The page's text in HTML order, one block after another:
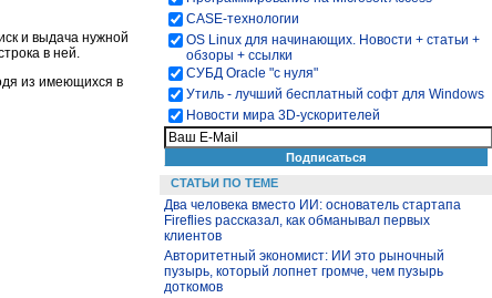
и выдача нужной
в ней.
из имеющихся в
CASE-технологии
OS Linux для начинающих. Новости + статьи +
обзоры + ссылки
СУБД Oracle "с нуля"
Утиль - лучший бесплатный софт для Windows
Новости мира 3D-ускорителей
СТАТЬИ ПО ТЕМЕ
Два человека вместо ИИ: основатель стартапа
Fireflies рассказал, как обманывал первых
клиентов
Авторитетный экономист: ИИ это рыночный
пузырь, который лопнет громче, чем пузырь
доткомов